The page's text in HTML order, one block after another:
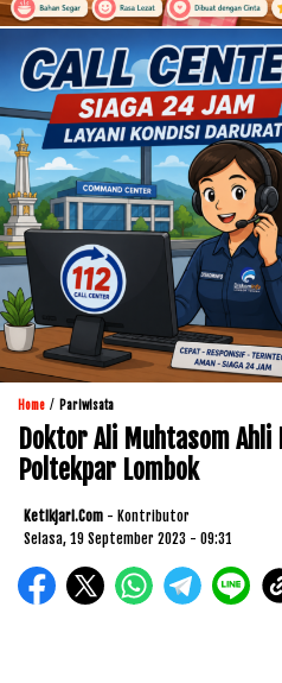
Home / Pariwisata
Doktor Ali Muhtasom
Poltekpar Lombok
Ketikjari.com - Kontributor
Selasa, 19 September 2023 - 09:31